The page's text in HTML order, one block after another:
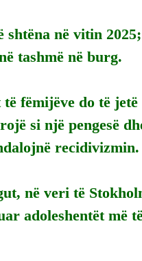
shtëna në vitin
tashmë në burg.
fëmijëve do të jetë
si një pengesë
recidivizmin.
në veri të
adoleshentët më